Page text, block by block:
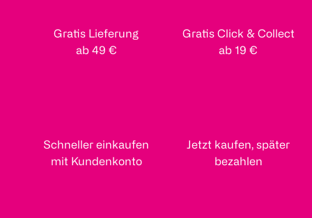
Gratis Lieferung
ab 49 €
Gratis Click & Collect
ab 19 €
Schneller einkaufen
mit Kundenkonto
Jetzt kaufen, später
bezahlen